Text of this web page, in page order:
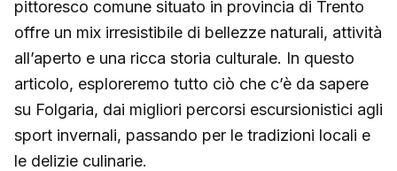
pittoresco comune situato in provincia di Trento
offre un mix irresistibile di bellezze naturali, attività
all’aperto e una ricca storia culturale. In questo
articolo, esploreremo tutto ciò che c’è da sapere
su Folgaria, dai migliori percorsi escursionistici agli
sport invernali, passando per le tradizioni locali e
le delizie culinarie.